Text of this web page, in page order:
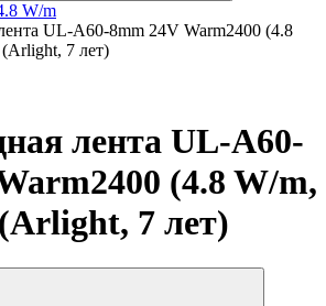
W/m
UL-A60-8mm 24V Warm2400 (4.8
7 лет)
лента UL-A60-
(4.8 W/m,
7 лет)